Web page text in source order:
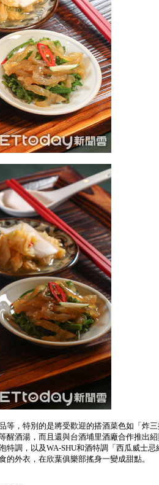
，特別的是將受歡迎的搭酒菜色如「
酒湯，而且還與台酒埔里酒廠合作推出紹
調，以及WA-SHU和酒特調「西瓜威士
外衣，在欣葉俱樂部搖身一變成甜點。